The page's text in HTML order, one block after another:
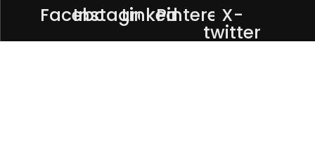
Facebook
Instagram
Linkedin
PinterestX-
twitter